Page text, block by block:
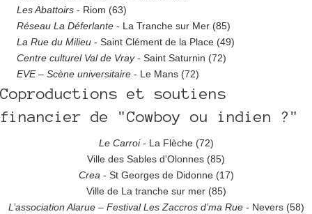
Les Abattoirs - Riom (63)
Réseau La Déferlante - La Tranche sur Mer (85)
La Rue du Milieu - Saint Clément de la Place (49)
Centre culturel Val de Vray- Saint Saturnin (72)
EVE – Scène universitaire - Le Mans (72)
Coproductions et soutiens
financier de "Cowboy ou indien ?"
Le Carroi -La Flèche (72)
Ville des Sables d'Olonnes (85)
Crea - St Georges de Didonne (17)
Ville de La tranche sur mer (85)
L’association Alarue – Festival Les Zaccros d’ma Rue- Nevers (58)